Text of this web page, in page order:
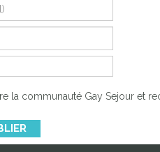
la communauté Gay Sejour et